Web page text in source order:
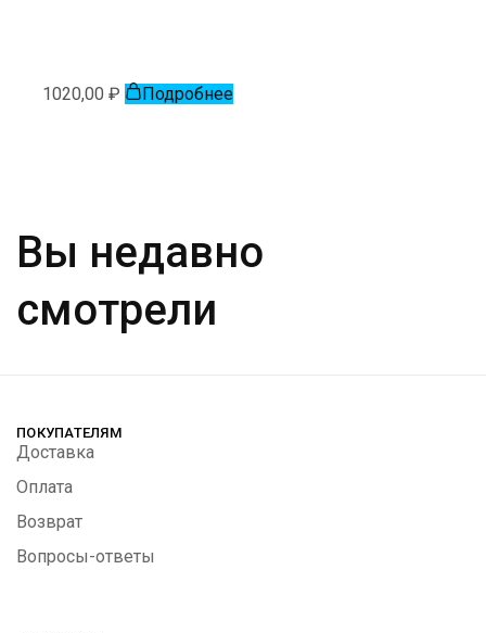
1020,00 ₽ Подробнее
Вы недавно
смотрели
ПОКУПАТЕЛЯМ
Доставка
Оплата
Возврат
Вопросы-ответы